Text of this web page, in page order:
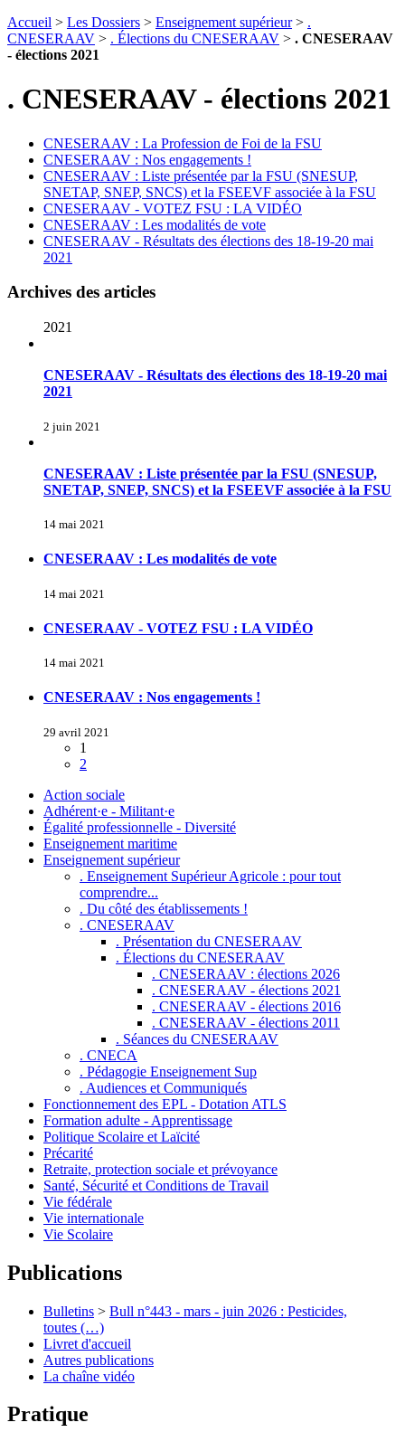
Accueil > Les Dossiers > Enseignement supérieur> .
CNESERAAV > . Élections du CNESERAAV > . CNESERAAV
- élections 2021
. CNESERAAV - élections 2021
CNESERAAV : La Profession de Foi de la FSU
CNESERAAV : Nos engagements !
CNESERAAV : Liste présentée par la FSU (SNESUP,
SNETAP, SNEP, SNCS) et la FSEEVF associée à la FSU
CNESERAAV - VOTEZ FSU : LA VIDÉO
CNESERAAV : Les modalités de vote
CNESERAAV - Résultats des élections des 18-19-20 mai
2021
Archives des articles
2021
CNESERAAV - Résultats des élections des 18-19-20 mai
2021
2 juin 2021
CNESERAAV : Liste présentée par la FSU (SNESUP,
SNETAP, SNEP, SNCS) et la FSEEVF associée à la FSU
14 mai 2021
CNESERAAV : Les modalités de vote
14 mai 2021
CNESERAAV - VOTEZ FSU : LA VIDÉO
14 mai 2021
CNESERAAV : Nos engagements !
29 avril 2021
1
2
Action sociale
Adhérent·e - Militant·e
Égalité professionnelle - Diversité
Enseignement maritime
Enseignement supérieur
. Enseignement Supérieur Agricole : pour tout
comprendre...
. Du côté des établissements !
. CNESERAAV
. Présentation du CNESERAAV
. Élections du CNESERAAV
. CNESERAAV : élections 2026
. CNESERAAV - élections 2021
. CNESERAAV - élections 2016
. CNESERAAV - élections 2011
. Séances du CNESERAAV
. CNECA
. Pédagogie Enseignement Sup
. Audiences et Communiqués
Fonctionnement des EPL - Dotation ATLS
Formation adulte - Apprentissage
Politique Scolaire et Laïcité
Précarité
Retraite, protection sociale et prévoyance
Santé, Sécurité et Conditions de Travail
Vie fédérale
Vie internationale
Vie Scolaire
Publications
Bulletins > Bull n°443 - mars - juin 2026 : Pesticides,
toutes (…)
Livret d'accueil
Autres publications
La chaîne vidéo
Pratique